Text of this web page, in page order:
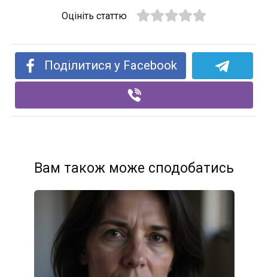
Оцініть статтю
Поділитися у Facebook
Вам також може сподобатись